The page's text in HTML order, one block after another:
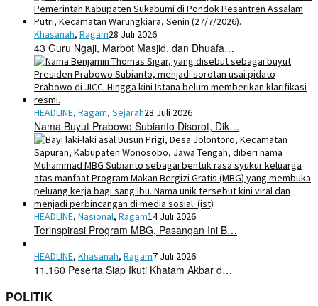
Khasanah, Ragam28 Juli 2026
43 Guru Ngaji, Marbot Masjid, dan Dhuafa…
HEADLINE, Ragam, Sejarah28 Juli 2026
Nama Buyut Prabowo Subianto Disorot, Dik…
HEADLINE, Nasional, Ragam14 Juli 2026
Terinspirasi Program MBG, Pasangan Ini B…
HEADLINE, Khasanah, Ragam7 Juli 2026
11.160 Peserta Siap Ikuti Khatam Akbar d…
POLITIK